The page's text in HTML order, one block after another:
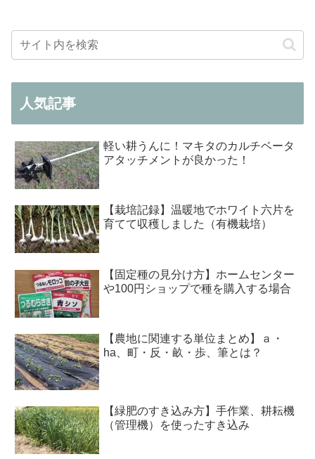
人気記事
軽い耕うんに！マキタのカルチベータ
アタッチメントが良かった！
【栽培記録】温暖地でホワイト六片を
育てて収穫しました（有機栽培）
【固定種の見分け方】ホームセンター
や100円ショップで種を購入する場合
【農地に関連する単位まとめ】ａ・
ha、町・反・畝・歩、筆とは？
【緑肥のすき込み方】手作業、耕耘機
（管理機）を使ったすき込み